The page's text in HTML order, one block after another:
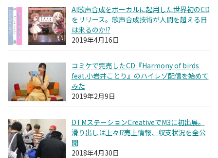
AI歌声合成をボーカルに起用した世界初のCD
をリリース。歌声合成技術が人間を超える日
は来るのか!?
2019年4月16日
コミケで完売したCD『Harmony of birds
feat.小岩井ことり』のハイレゾ配信を始めて
みた
2019年2月9日
DTMステーションCreativeでM3に初出展。
滑り出しは上々!?売上情報、収支状況を全公
開
2018年4月30日